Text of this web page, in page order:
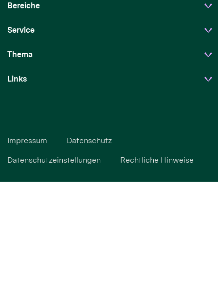
Bereiche
Service
Thema
Links
Impressum Datenschutz
Datenschutzeinstellungen Rechtliche Hinweise